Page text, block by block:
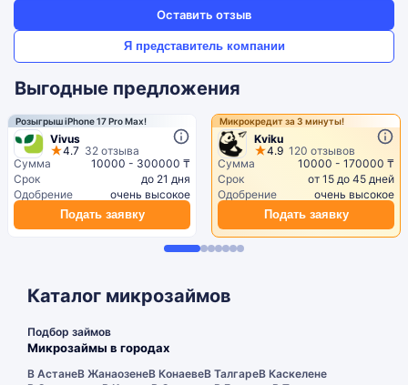
Оставить отзыв
Я представитель компании
Выгодные предложения
Розыгрыш iPhone 17 Pro Max!
Vivus
4.7 32 отзыва
Сумма
10000 - 300000 ₸
Срок
до 21 дня
Одобрение
очень высокое
Подать заявку
Микрокредит за 3 минуты!
Kviku
4.9 120 отзывов
Сумма
10000 - 170000 ₸
Срок
от 15 до 45 дней
Одобрение
очень высокое
Подать заявку
Каталог микрозаймов
Подбор займов
Микрозаймы в городах
В АстанеВ ЖанаозенеВ КонаевеВ ТалгареВ Каскелене